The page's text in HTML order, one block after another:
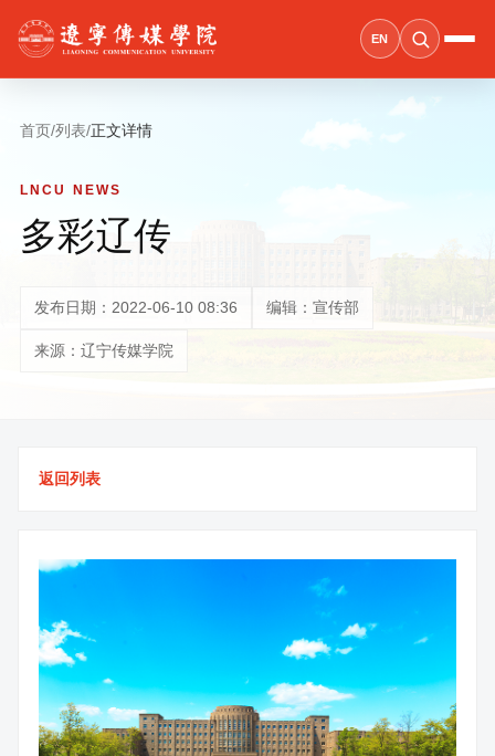
EN
首页/列表/正文详情
LNCU NEWS
多彩辽传
发布日期：2022-06-10 08:36 编辑：宣传部
来源：辽宁传媒学院
返回列表